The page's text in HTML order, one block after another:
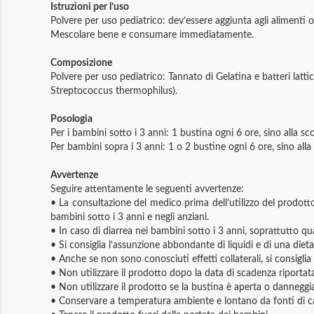
Istruzioni per l’uso
Polvere per uso pediatrico: dev’essere aggiunta agli
Mescolare bene e consumare immediatamente.
Composizione
Polvere per uso pediatrico: Tannato di Gelatina e batteri
Streptococcus thermophilus).
Posologia
Per i bambini sotto i 3 anni: 1 bustina ogni 6 ore, sino alla
Per bambini sopra i 3 anni: 1 o 2 bustine ogni 6 ore, sino
Avvertenze
Seguire attentamente le seguenti avvertenze:
• La consultazione del medico prima dell’utilizzo del
bambini sotto i 3 anni e negli anziani.
• In caso di diarrea nei bambini sotto i 3 anni, soprattutto
• Si consiglia l’assunzione abbondante di liquidi e di una
• Anche se non sono conosciuti effetti collaterali, si
• Non utilizzare il prodotto dopo la data di scadenza
• Non utilizzare il prodotto se la bustina è aperta o
• Conservare a temperatura ambiente e lontano da fonti di